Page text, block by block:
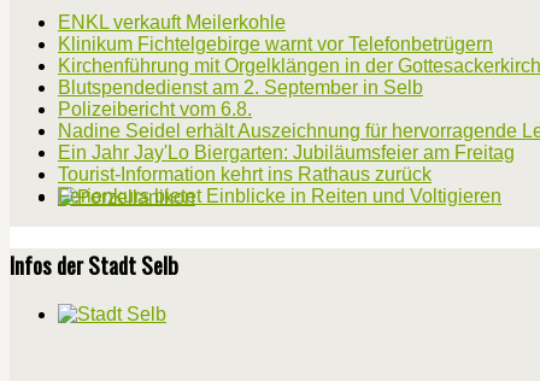
ENKL verkauft Meilerkohle
Klinikum Fichtelgebirge warnt vor Telefonbetrügern
Kirchenführung mit Orgelklängen in der
Blutspendedienst am 2. September in Selb
Polizeibericht vom 6.8.
Nadine Seidel erhält Auszeichnung für hervorragende
Ein Jahr Jay'Lo Biergarten: Jubiläumsfeier am Freitag
Tourist-Information kehrt ins Rathaus zurück
Ferienkurs bietet Einblicke in Reiten und Voltigieren
Infos der Stadt Selb